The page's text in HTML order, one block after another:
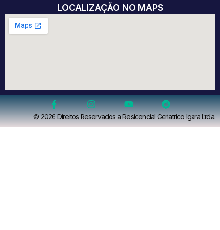
LOCALIZAÇÃO NO MAPS
© 2026 Direitos Reservados a Residencial Geriatrico Igara Ltda.